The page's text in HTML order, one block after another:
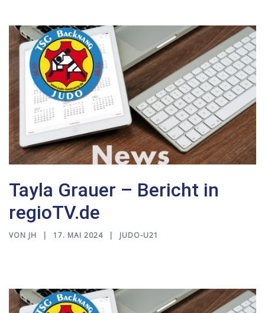
Tayla Grauer – Bericht in
regioTV.de
VON JH 17. MAI 2024 JUDO-U21